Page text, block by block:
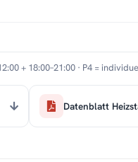
+ 18:00–21:00 · P4 =
Datenblatt